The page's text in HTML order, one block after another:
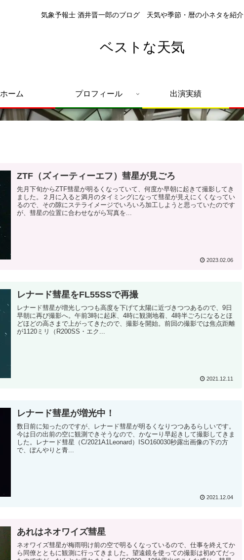
気象予報士 酒井晋一郎のブログ 天気や季節・暦の小ネタを紹介
ベストな天気
ホーム プロフィール 出演実績
ZTF（ズィーティーエフ）彗星が見ごろ
先月下旬からZTF彗星が明るくなっていて、何度か早朝に起きて撮影してき
ました。２月に入ると満月のタイミングになって彗星が見えにくくなってい
るので、その隙にステライメージでいろいろ加工しようと思っていたのです
が、彗星の位置に合わせながら写真を...
2023.02.06
レナード彗星をFL55SSで再撮
レナード彗星が増光しつつも高度を下げて太陽に近づきつつあるので、9日
早朝に再び撮影へ。午前3時に起床、4時に観測地着、4時半ごろになるとほ
どほどの高さまで上がってきたので、撮影を開始。前回の撮影では焦点距離
が1120ミリ（R200SS・エク...
2021.12.11
レナード彗星が増光中！
数日前に知ったのですが、レナード彗星が明るくなりつつあるらしいです。
今は日の出前の空に観測できそうなので、かなーり早起きして撮影してきま
した。レナード彗星（C/2021A1Leonard）ISO160030秒露出画像の下の方
で、ぼんやりと青...
2021.12.04
あれはネオワイズ彗星
ネオワイズ彗星が梅雨明け前の空で明るくなっているので、仕事を終えてか
ら同僚とともに観測に行ってきました。望遠鏡を使っての撮影は初めてだっ